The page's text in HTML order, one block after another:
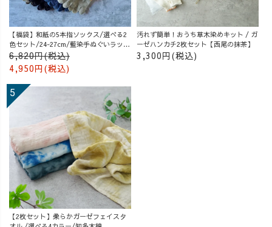
【福袋】和紙の5本指ソックス/選べる2
色セット/24-27cm/藍染手ぬぐいラッピ
ング付
6,820円(税込)
4,950円(税込)
汚れず簡単！おうち草木染めキット / ガ
ーゼハンカチ2枚セット【西尾の抹茶】
3,300円(税込)
【2枚セット】柔らかガーゼフェイスタ